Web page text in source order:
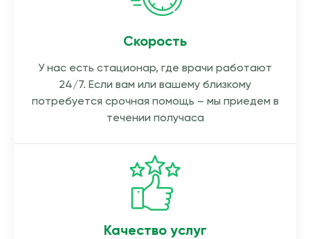
Скорость
У нас есть стационар, где врачи работают
24/7. Если вам или вашему близкому
потребуется срочная помощь – мы приедем в
течении получаса
Качество услуг